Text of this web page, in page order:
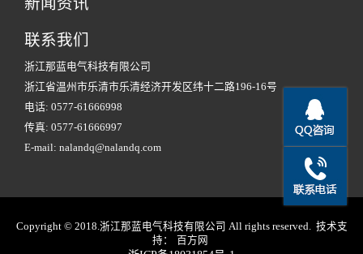
新闻资讯
联系我们
浙江那蓝电气科技有限公司
浙江省温州市乐清市乐清经济开发区纬十二路196-16号
电话: 0577-61666998
传真: 0577-61666997
E-mail: nalandq@nalandq.com
Copyright © 2018.浙江那蓝电气科技有限公司 All rights reserved. 技术支
持：
百方网